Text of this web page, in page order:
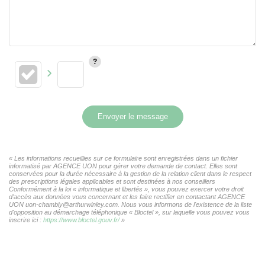
Envoyer le message
« Les informations recueillies sur ce formulaire sont enregistrées dans un fichier
informatisé par AGENCE UON pour gérer votre demande de contact. Elles sont
conservées pour la durée nécessaire à la gestion de la relation client dans le respect
des prescriptions légales applicables et sont destinées à nos conseillers
Conformément à la loi « informatique et libertés », vous pouvez exercer votre droit
d'accès aux données vous concernant et les faire rectifier en contactant AGENCE
UON uon-chambly@arthurwinley.com. Nous vous informons de l'existence de la liste
d'opposition au démarchage téléphonique « Bloctel », sur laquelle vous pouvez vous
inscrire ici : https://www.bloctel.gouv.fr/»